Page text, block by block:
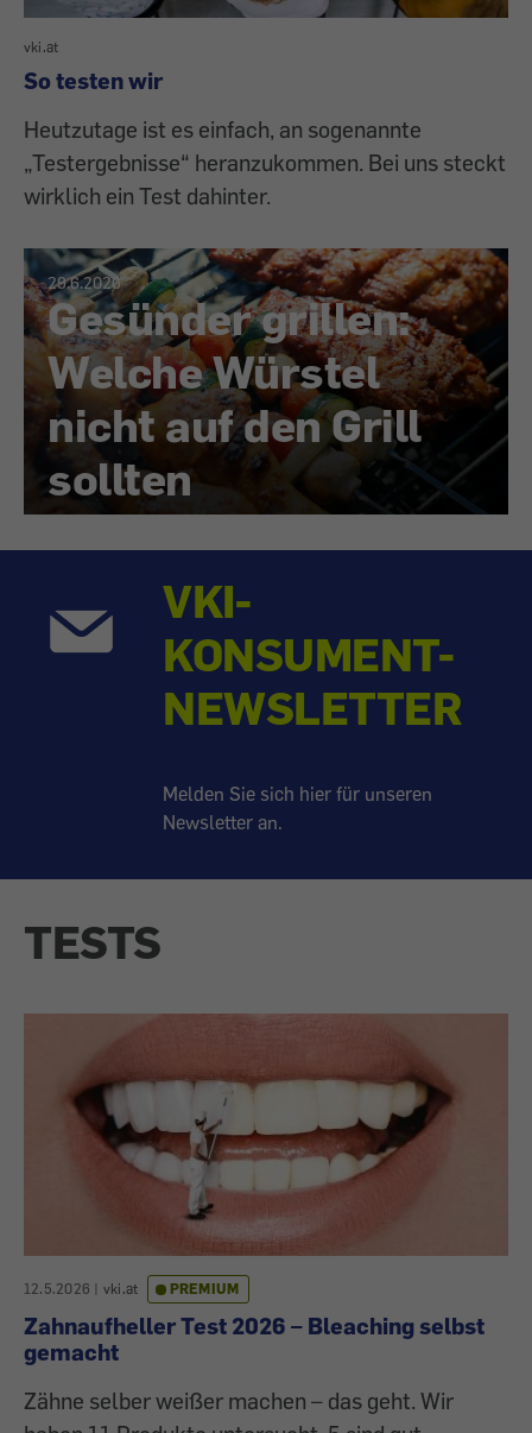
vki.at
So testen wir
Heutzutage ist es einfach, an sogenannte
„Testergebnisse“ heranzukommen. Bei uns steckt
wirklich ein Test dahinter.
29.6.2026
Gesünder grillen:
Welche Würstel
nicht auf den Grill
sollten
VKI-
KONSUMENT-
NEWSLETTER
Melden Sie sich hier für unseren
Newsletter an.
TESTS
12.5.2026 | vki.at PREMIUM
Zahnaufheller Test 2026 – Bleaching selbst
gemacht
Zähne selber weißer machen – das geht. Wir